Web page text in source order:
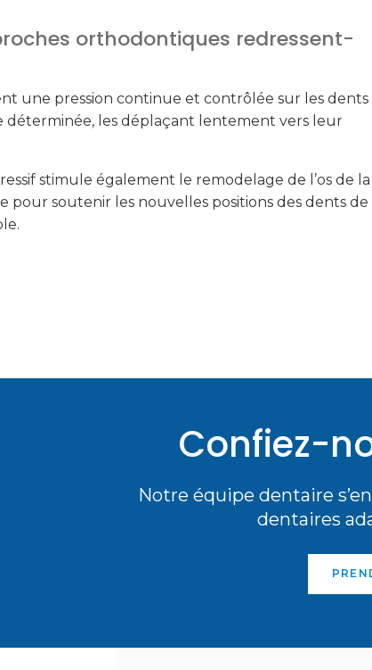
orthodontiques redressent-
une pression continue et contrôlée sur les dents
déterminée, les déplaçant lentement vers leur
stimule également le remodelage de l’os de la
pour soutenir les nouvelles positions des dents de
Confiez-
Notre équipe dentaire
dentaires